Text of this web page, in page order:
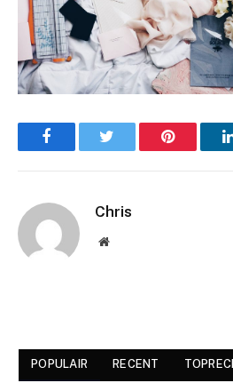
Facebook Pinterest
Chris
Website
POPULAIR RECENT